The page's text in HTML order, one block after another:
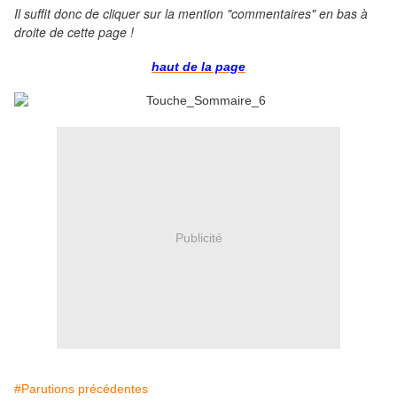
Il suffit donc de cliquer sur la mention "commentaires" en bas à
droite de cette page !
haut de la page
Publicité
#Parutions précédentes